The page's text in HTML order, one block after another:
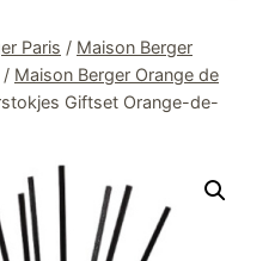
Paris / Maison Berger
/ Maison Berger Orange de
Giftset Orange-de-